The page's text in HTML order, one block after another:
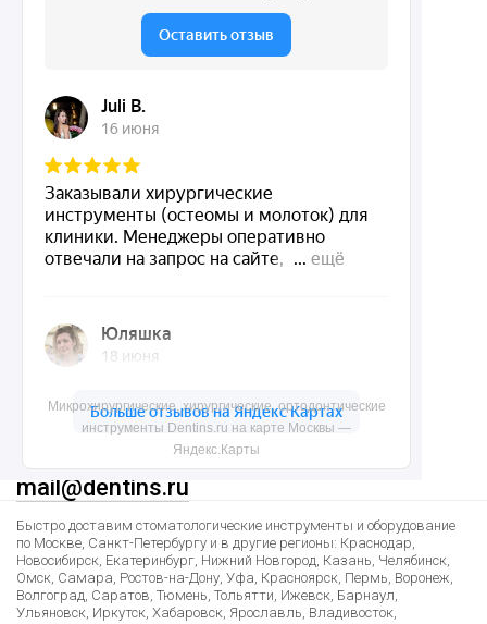
Микрохирургические, хирургические, ортодонтические
инструменты Dentins.ru на карте Москвы —
Яндекс.Карты
Dentins.ru
Акции
О нас
Доставка и контакты
Политика конфиденциальности
Карта сайта
8 (495) 150-55-92
mail@dentins.ru
Быстро доставим стоматологические инструменты и оборудование
по Москве, Санкт-Петербургу и в другие регионы: Краснодар,
Новосибирск, Екатеринбург, Нижний Новгород, Казань, Челябинск,
Омск, Самара, Ростов-на-Дону, Уфа, Красноярск, Пермь, Воронеж,
Волгоград, Саратов, Тюмень, Тольятти, Ижевск, Барнаул,
Ульяновск, Иркутск, Хабаровск, Ярославль, Владивосток,